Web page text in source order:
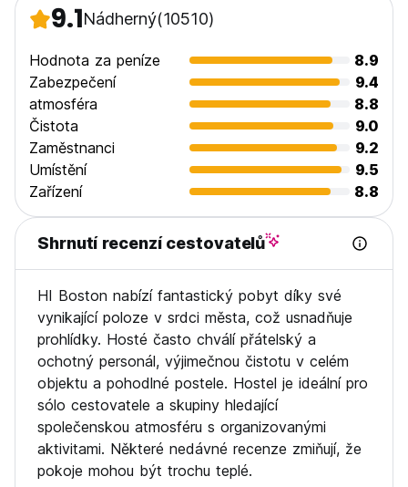
9.1Nádherný(10510)
Hodnota za peníze
8.9
Zabezpečení
9.4
atmosféra
8.8
Čistota
9.0
Zaměstnanci
9.2
Umístění
9.5
Zařízení
8.8
Shrnutí recenzí cestovatelů
HI Boston nabízí fantastický pobyt díky své
vynikající poloze v srdci města, což usnadňuje
prohlídky. Hosté často chválí přátelský a
ochotný personál, výjimečnou čistotu v celém
objektu a pohodlné postele. Hostel je ideální pro
sólo cestovatele a skupiny hledající
společenskou atmosféru s organizovanými
aktivitami. Některé nedávné recenze zmiňují, že
pokoje mohou být trochu teplé.